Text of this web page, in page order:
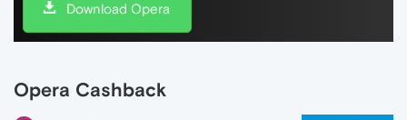
Download Opera
Opera Cashback